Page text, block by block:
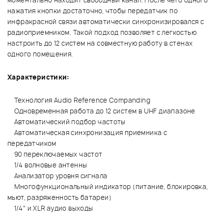
нажатия кнопки достаточно, чтобы передатчик по
инфракрасной связи автоматически синхронизировался с
радиоприемником. Такой подход позволяет с легкостью
настроить до 12 систем на совместную работу в стенах
одного помещения.
Характеристики:
Технология Audio Reference Companding
Одновременная работа до 12 систем в UHF диапазоне
Автоматический подбор частоты
Автоматическая синхронизация приемника с
передатчиком
90 переключаемых частот
1/4 волновые антенны
Анализатор уровня сигнала
Многофункциональный индикатор (питание, блокировка,
мьют, разряженность батареи)
1/4" и XLR аудио выходы